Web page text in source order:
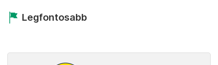
Legfontosabb